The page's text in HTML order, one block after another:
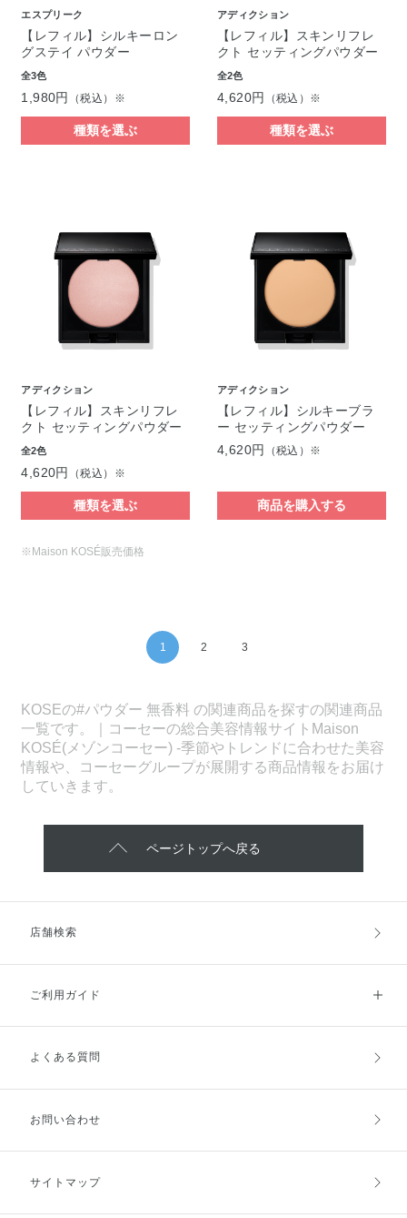
エスプリーク
【レフィル】シルキーロン
グステイ パウダー
全3色
1,980円 （税込）※
種類を選ぶ
アディクション
【レフィル】スキンリフレ
クト セッティングパウダー
全2色
4,620円 （税込）※
種類を選ぶ
アディクション
【レフィル】スキンリフレ
クト セッティングパウダー
全2色
4,620円 （税込）※
種類を選ぶ
アディクション
【レフィル】シルキーブラ
ー セッティングパウダー
4,620円
（税込）※
商品を購入する
※Maison KOSÉ販売価格
1 2 3
KOSEの#パウダー 無香料 の関連商品を探すの関連商品
一覧です。｜コーセーの総合美容情報サイトMaison
KOSÉ(メゾンコーセー) -季節やトレンドに合わせた美容
情報や、コーセーグループが展開する商品情報をお届け
していきます。
ページトップへ戻る
店舗検索
ご利用ガイド
ご利用ガイドトップ
お支払方法
キャンセル・返品・交換
よくある質問
お問い合わせ
サイトマップ